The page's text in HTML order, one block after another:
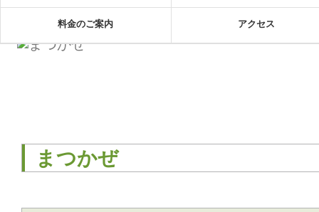
料金のご案内 アクセス
まつかぜ